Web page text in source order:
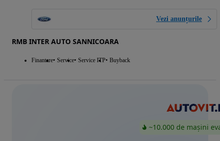
Vezi anunțurile
RMB INTER AUTO SANNICOARA
Finantare Service Service ITP Buyback
~10.000 de mașini